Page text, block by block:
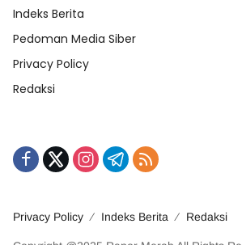
Indeks Berita
Pedoman Media Siber
Privacy Policy
Redaksi
Privacy Policy Indeks Berita Redaksi